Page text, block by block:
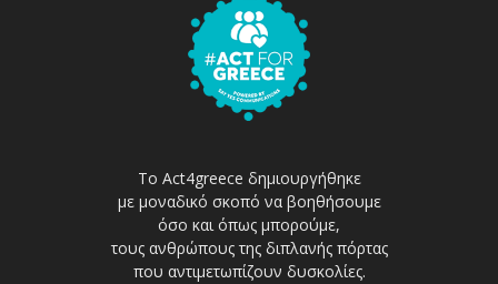
Το Act4greece δημιουργήθηκε
με μοναδικό σκοπό να βοηθήσουμε
όσο και όπως μπορούμε,
τους ανθρώπους της διπλανής πόρτας
που αντιμετωπίζουν δυσκολίες.